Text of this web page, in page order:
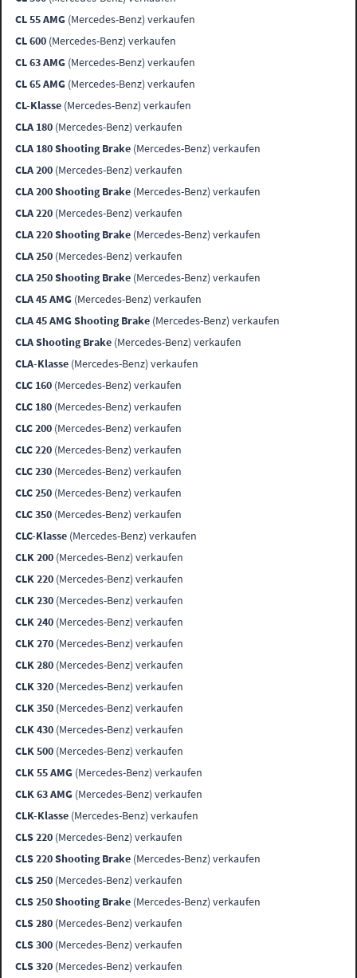
CL 55 AMG (Mercedes-Benz) verkaufen
CL 600 (Mercedes-Benz) verkaufen
CL 63 AMG (Mercedes-Benz) verkaufen
CL 65 AMG (Mercedes-Benz) verkaufen
CL-Klasse (Mercedes-Benz) verkaufen
CLA 180 (Mercedes-Benz) verkaufen
CLA 180 Shooting Brake (Mercedes-Benz) verkaufen
CLA 200 (Mercedes-Benz) verkaufen
CLA 200 Shooting Brake (Mercedes-Benz) verkaufen
CLA 220 (Mercedes-Benz) verkaufen
CLA 220 Shooting Brake (Mercedes-Benz) verkaufen
CLA 250 (Mercedes-Benz) verkaufen
CLA 250 Shooting Brake (Mercedes-Benz) verkaufen
CLA 45 AMG (Mercedes-Benz) verkaufen
CLA 45 AMG Shooting Brake (Mercedes-Benz) verkaufen
CLA Shooting Brake (Mercedes-Benz) verkaufen
CLA-Klasse (Mercedes-Benz) verkaufen
CLC 160 (Mercedes-Benz) verkaufen
CLC 180 (Mercedes-Benz) verkaufen
CLC 200 (Mercedes-Benz) verkaufen
CLC 220 (Mercedes-Benz) verkaufen
CLC 230 (Mercedes-Benz) verkaufen
CLC 250 (Mercedes-Benz) verkaufen
CLC 350 (Mercedes-Benz) verkaufen
CLC-Klasse (Mercedes-Benz) verkaufen
CLK 200 (Mercedes-Benz) verkaufen
CLK 220 (Mercedes-Benz) verkaufen
CLK 230 (Mercedes-Benz) verkaufen
CLK 240 (Mercedes-Benz) verkaufen
CLK 270 (Mercedes-Benz) verkaufen
CLK 280 (Mercedes-Benz) verkaufen
CLK 320 (Mercedes-Benz) verkaufen
CLK 350 (Mercedes-Benz) verkaufen
CLK 430 (Mercedes-Benz) verkaufen
CLK 500 (Mercedes-Benz) verkaufen
CLK 55 AMG (Mercedes-Benz) verkaufen
CLK 63 AMG (Mercedes-Benz) verkaufen
CLK-Klasse (Mercedes-Benz) verkaufen
CLS 220 (Mercedes-Benz) verkaufen
CLS 220 Shooting Brake (Mercedes-Benz) verkaufen
CLS 250 (Mercedes-Benz) verkaufen
CLS 250 Shooting Brake (Mercedes-Benz) verkaufen
CLS 280 (Mercedes-Benz) verkaufen
CLS 300 (Mercedes-Benz) verkaufen
CLS 320 (Mercedes-Benz) verkaufen